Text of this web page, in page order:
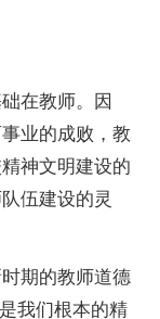
在教师。因
业的成败，教
神文明建设的
伍建设的灵
期的教师道德
我们根本的精